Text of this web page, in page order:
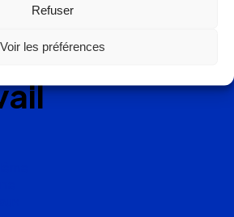
Refuser
Voir les préférences